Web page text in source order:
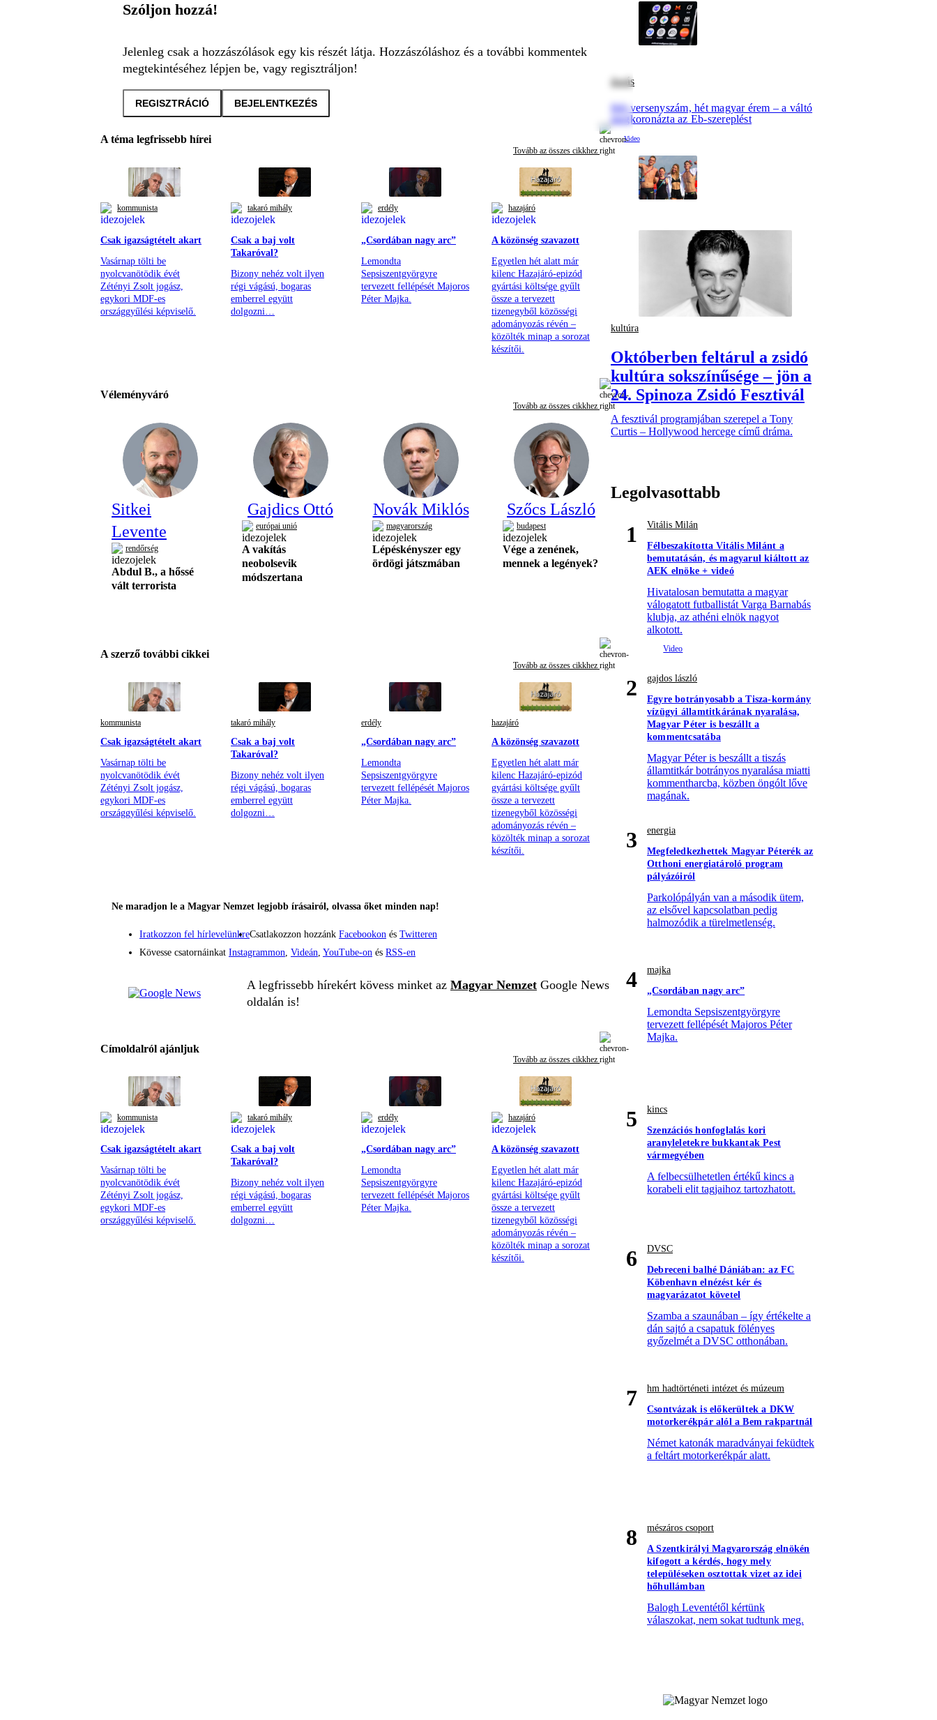
Szóljon hozzá!
Jelenleg csak a hozzászólások egy kis részét látja. Hozzászóláshoz és a további kommentek
megtekintéséhez lépjen be, vagy regisztráljon!
REGISZTRÁCIÓ BEJELENTKEZÉS
A téma legfrissebb hírei
Tovább az összes cikkhez
kommunista
Csak igazságtételt akart
Vasárnap tölti be
nyolcvanötödik évét
Zétényi Zsolt jogász,
egykori MDF-es
országgyűlési képviselő.
takaró mihály
Csak a baj volt
Takaróval?
Bizony nehéz volt ilyen
régi vágású, bogaras
emberrel együtt
dolgozni…
erdély
„Csordában nagy arc”
Lemondta
Sepsiszentgyörgyre
tervezett fellépését Majoros
Péter Majka.
hazajáró
A közönség szavazott
Egyetlen hét alatt már
kilenc Hazajáró-epizód
gyártási költsége gyűlt
össze a tervezett
tizenegyből közösségi
adományozás révén –
közölték minap a sorozat
készítői.
Véleményváró
Tovább az összes cikkhez
Sitkei
Levente
rendőrség
Abdul B., a hőssé
vált terrorista
Gajdics Ottó
európai unió
A vakítás
neobolsevik
módszertana
Novák Miklós
magyarország
Lépéskényszer egy
ördögi játszmában
Szőcs László
budapest
Vége a zenének,
mennek a legények?
A szerző további cikkei
Tovább az összes cikkhez
kommunista
Csak igazságtételt akart
Vasárnap tölti be
nyolcvanötödik évét
Zétényi Zsolt jogász,
egykori MDF-es
országgyűlési képviselő.
takaró mihály
Csak a baj volt
Takaróval?
Bizony nehéz volt ilyen
régi vágású, bogaras
emberrel együtt
dolgozni…
erdély
„Csordában nagy arc”
Lemondta
Sepsiszentgyörgyre
tervezett fellépését Majoros
Péter Majka.
hazajáró
A közönség szavazott
Egyetlen hét alatt már
kilenc Hazajáró-epizód
gyártási költsége gyűlt
össze a tervezett
tizenegyből közösségi
adományozás révén –
közölték minap a sorozat
készítői.
Ne maradjon le a Magyar Nemzet legjobb írásairól, olvassa őket minden nap!
Iratkozzon fel hírlevelünkreCsatlakozzon hozzánk Facebookon és Twitteren
Kövesse csatornáinkat Instagrammon, Videán, YouTube-on és RSS-en
A legfrissebb hírekért kövess minket az Magyar Nemzet Google News
oldalán is!
Címoldalról ajánljuk
Tovább az összes cikkhez
kommunista
Csak igazságtételt akart
Vasárnap tölti be
nyolcvanötödik évét
Zétényi Zsolt jogász,
egykori MDF-es
országgyűlési képviselő.
takaró mihály
Csak a baj volt
Takaróval?
Bizony nehéz volt ilyen
régi vágású, bogaras
emberrel együtt
dolgozni…
erdély
„Csordában nagy arc”
Lemondta
Sepsiszentgyörgyre
tervezett fellépését Majoros
Péter Majka.
hazajáró
A közönség szavazott
Egyetlen hét alatt már
kilenc Hazajáró-epizód
gyártási költsége gyűlt
össze a tervezett
tizenegyből közösségi
adományozás révén –
közölték minap a sorozat
készítői.
úszás
Hét versenyszám, hét magyar érem – a váltó
megkoronázta az Eb-szereplést
kultúra
Októberben feltárul a zsidó
kultúra sokszínűsége – jön a
24. Spinoza Zsidó Fesztivál
A fesztivál programjában szerepel a Tony
Curtis – Hollywood hercege című dráma.
Legolvasottabb
1
Vitális Milán
Félbeszakította Vitális Milánt a
bemutatásán, és magyarul kiáltott az
AEK elnöke + videó
Hivatalosan bemutatta a magyar
válogatott futballistát Varga Barnabás
klubja, az athéni elnök nagyot
alkotott.
2
gajdos lászló
Egyre botrányosabb a Tisza-kormány
vízügyi államtitkárának nyaralása,
Magyar Péter is beszállt a
kommentcsatába
Magyar Péter is beszállt a tiszás
államtitkár botrányos nyaralása miatti
kommentharcba, közben öngólt lőve
magának.
3
energia
Megfeledkezhettek Magyar Péterék az
Otthoni energiatároló program
pályázóiról
Parkolópályán van a második ütem,
az elsővel kapcsolatban pedig
halmozódik a türelmetlenség.
4
majka
„Csordában nagy arc”
Lemondta Sepsiszentgyörgyre
tervezett fellépését Majoros Péter
Majka.
5
kincs
Szenzációs honfoglalás kori
aranyleletekre bukkantak Pest
vármegyében
A felbecsülhetetlen értékű kincs a
korabeli elit tagjaihoz tartozhatott.
6
DVSC
Debreceni balhé Dániában: az FC
Köbenhavn elnézést kér és
magyarázatot követel
Szamba a szaunában – így értékelte a
dán sajtó a csapatuk fölényes
győzelmét a DVSC otthonában.
7
hm hadtörténeti intézet és múzeum
Csontvázak is előkerültek a DKW
motorkerékpár alól a Bem rakpartnál
Német katonák maradványai feküdtek
a feltárt motorkerékpár alatt.
8
mészáros csoport
A Szentkirályi Magyarország elnökén
kifogott a kérdés, hogy mely
településeken osztottak vizet az idei
hőhullámban
Balogh Leventétől kértünk
válaszokat, nem sokat tudtunk meg.